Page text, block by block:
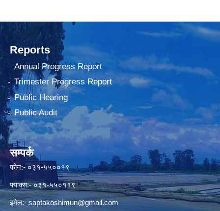
Reports
Annual Progress Report
Trimester Progress Report
Public Hearing
Public Audit
सम्पर्क
फोन:- ०३१-५५००१९
फ्याक्स:- ०३१-५५०११९
इमेल:- saptakoshimun@gmail.com